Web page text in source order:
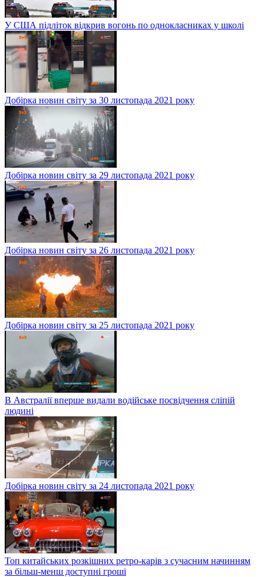
У США підліток відкрив вогонь по однокласниках у школі
Добірка новин світу за 30 листопада 2021 року
Добірка новин світу за 29 листопада 2021 року
Добірка новин світу за 26 листопада 2021 року
Добірка новин світу за 25 листопада 2021 року
В Австралії вперше видали водійське посвідчення сліпій
людині
Добірка новин світу за 24 листопада 2021 року
Топ китайських розкішних ретро-карів з сучасним начинням
за більш-менш доступні гроші